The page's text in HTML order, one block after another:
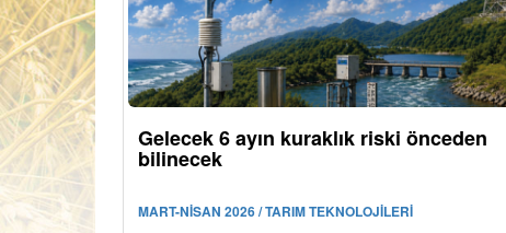
Gelecek 6 ayın kuraklık riski önceden
bilinecek
MART-NİSAN 2026 / TARIM TEKNOLOJİLERİ